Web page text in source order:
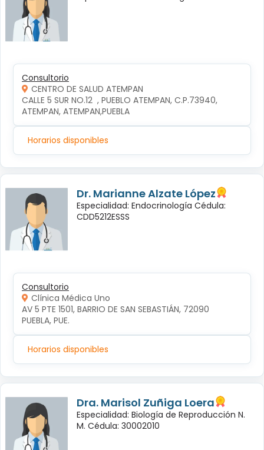
Consultorio
CENTRO DE SALUD ATEMPAN
CALLE 5 SUR NO.12  , PUEBLO ATEMPAN, C.P.73940,
ATEMPAN, ATEMPAN,PUEBLA
Horarios disponibles
Dr. Marianne Alzate López
Especialidad: Endocrinología Cédula:
CDD5212ESSS
Consultorio
Clínica Médica Uno
AV 5 PTE 1501, BARRIO DE SAN SEBASTIÁN, 72090
PUEBLA, PUE.
Horarios disponibles
Dra. Marisol Zuñiga Loera
Especialidad: Biología de Reproducción N.
M. Cédula: 30002010